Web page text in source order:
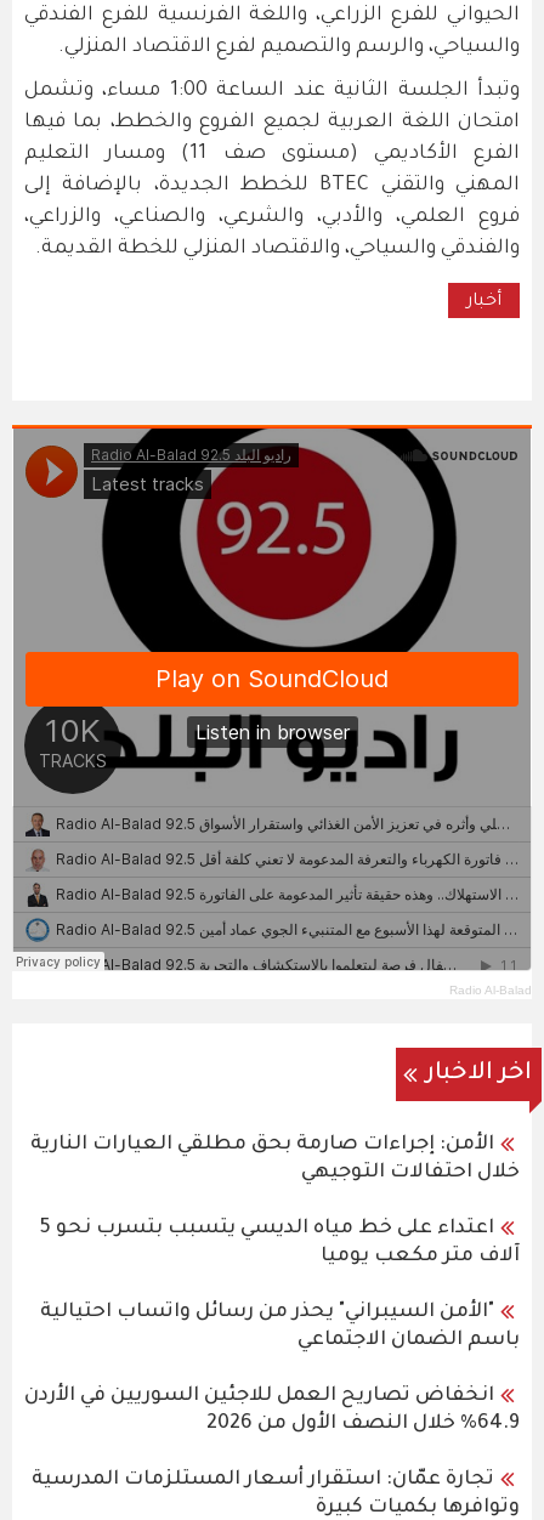
الحيواني للفرع الزراعي، واللغة الفرنسية للفرع الفندقي
والسياحي، والرسم والتصميم لفرع الاقتصاد المنزلي.
وتبدأ الجلسة الثانية عند الساعة 1:00 مساء، وتشمل
امتحان اللغة العربية لجميع الفروع والخطط، بما فيها
الفرع الأكاديمي (مستوى صف 11) ومسار التعليم
المهني والتقني BTEC للخطط الجديدة، بالإضافة إلى
فروع العلمي، والأدبي، والشرعي، والصناعي، والزراعي،
والفندقي والسياحي، والاقتصاد المنزلي للخطة القديمة.
أخبار
Radio Al-Balad
اخر الاخبار
الأمن: إجراءات صارمة بحق مطلقي العيارات النارية
خلال احتفالات التوجيهي
اعتداء على خط مياه الديسي يتسبب بتسرب نحو 5
آلاف متر مكعب يوميا
"الأمن السيبراني" يحذر من رسائل واتساب احتيالية
باسم الضمان الاجتماعي
انخفاض تصاريح العمل للاجئين السوريين في الأردن
64.9% خلال النصف الأول من 2026
تجارة عمّان: استقرار أسعار المستلزمات المدرسية
وتوافرها بكميات كبيرة